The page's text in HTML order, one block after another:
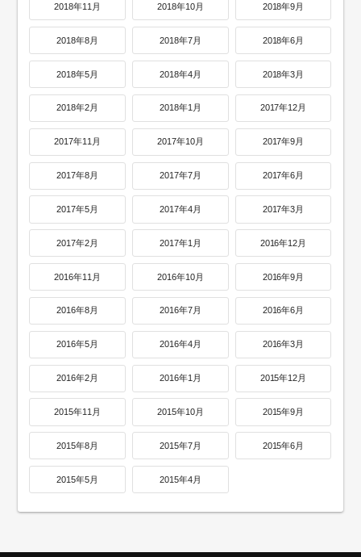
2018年11月 2018年10月 2018年9月
2018年8月 2018年7月 2018年6月
2018年5月 2018年4月 2018年3月
2018年2月 2018年1月 2017年12月
2017年11月 2017年10月 2017年9月
2017年8月 2017年7月 2017年6月
2017年5月 2017年4月 2017年3月
2017年2月 2017年1月 2016年12月
2016年11月 2016年10月 2016年9月
2016年8月 2016年7月 2016年6月
2016年5月 2016年4月 2016年3月
2016年2月 2016年1月 2015年12月
2015年11月 2015年10月 2015年9月
2015年8月 2015年7月 2015年6月
2015年5月 2015年4月